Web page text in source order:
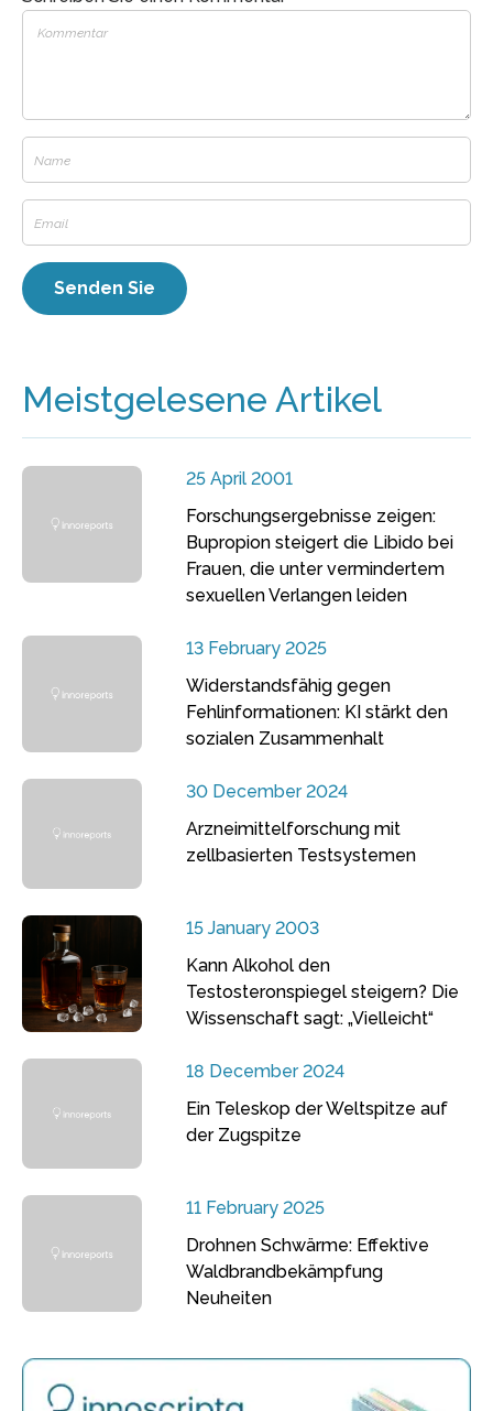
Meistgelesene Artikel
25 April 2001
Forschungsergebnisse zeigen:
Bupropion steigert die Libido bei
Frauen, die unter vermindertem
sexuellen Verlangen leiden
13 February 2025
Widerstandsfähig gegen
Fehlinformationen: KI stärkt den
sozialen Zusammenhalt
30 December 2024
Arzneimittelforschung mit
zellbasierten Testsystemen
15 January 2003
Kann Alkohol den
Testosteronspiegel steigern? Die
Wissenschaft sagt: „Vielleicht“
18 December 2024
Ein Teleskop der Weltspitze auf
der Zugspitze
11 February 2025
Drohnen Schwärme: Effektive
Waldbrandbekämpfung
Neuheiten